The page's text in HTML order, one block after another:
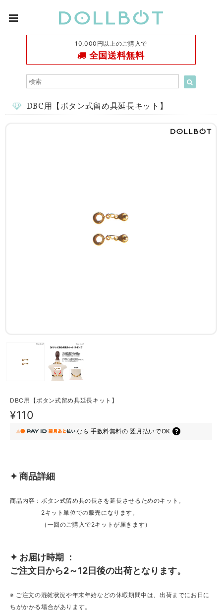
10,000円以上のご購入で
全国送料無料
DBC用【ボタン式留め具延長キット】
DBC用【ボタン式留め具延長キット】
¥110
なら 手数料無料の 翌月払いでOK
✦ 商品詳細
商品内容：ボタン式留め具の長さを延長させるためのキット。
2キット単位での販売になります。
（一回のご購入で2キットが届きます）
✦ お届け時期 ：
ご注文日から2～12日後の出荷となります。
※ ご注文の混雑状況や年末年始などの休暇期間中は、出荷までにお日に
ちがかかる場合があります。